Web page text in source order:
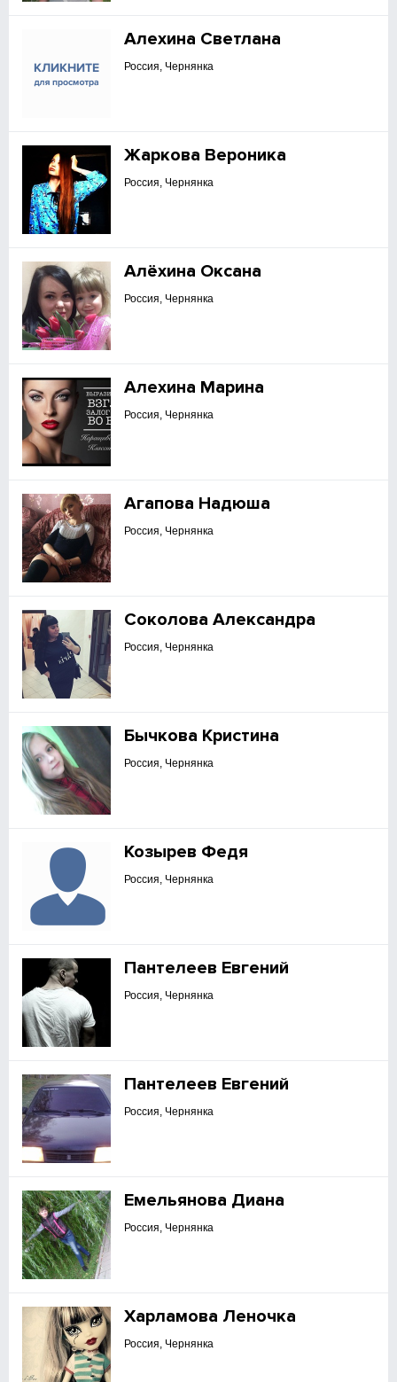
Алехина Светлана
Россия, Чернянка
Жаркова Вероника
Россия, Чернянка
Алёхина Оксана
Россия, Чернянка
Алехина Марина
Россия, Чернянка
Агапова Надюша
Россия, Чернянка
Соколова Александра
Россия, Чернянка
Бычкова Кристина
Россия, Чернянка
Козырев Федя
Россия, Чернянка
Пантелеев Евгений
Россия, Чернянка
Пантелеев Евгений
Россия, Чернянка
Емельянова Диана
Россия, Чернянка
Харламова Леночка
Россия, Чернянка